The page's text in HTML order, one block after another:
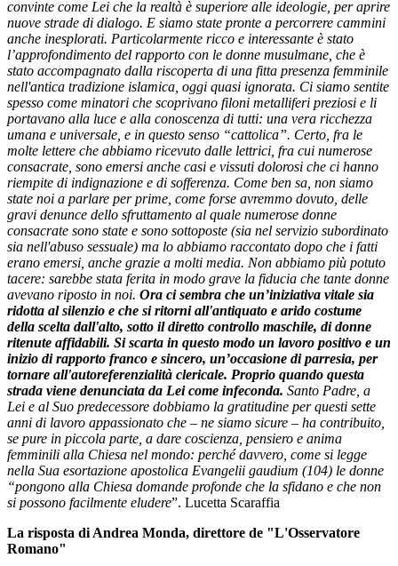
convinte come Lei che la realtà è superiore alle ideologie, per aprire
nuove strade di dialogo. E siamo state pronte a percorrere cammini
anche inesplorati. Particolarmente ricco e interessante è stato
l’approfondimento del rapporto con le donne musulmane, che è
stato accompagnato dalla riscoperta di una fitta presenza femminile
nell'antica tradizione islamica, oggi quasi ignorata. Ci siamo sentite
spesso come minatori che scoprivano filoni metalliferi preziosi e li
portavano alla luce e alla conoscenza di tutti: una vera ricchezza
umana e universale, e in questo senso “cattolica”. Certo, fra le
molte lettere che abbiamo ricevuto dalle lettrici, fra cui numerose
consacrate, sono emersi anche casi e vissuti dolorosi che ci hanno
riempite di indignazione e di sofferenza. Come ben sa, non siamo
state noi a parlare per prime, come forse avremmo dovuto, delle
gravi denunce dello sfruttamento al quale numerose donne
consacrate sono state e sono sottoposte (sia nel servizio subordinato
sia nell'abuso sessuale) ma lo abbiamo raccontato dopo che i fatti
erano emersi, anche grazie a molti media. Non abbiamo più potuto
tacere: sarebbe stata ferita in modo grave la fiducia che tante donne
avevano riposto in noi. Ora ci sembra che un’iniziativa vitale sia
ridotta al silenzio e che si ritorni all'antiquato e arido costume
della scelta dall'alto, sotto il diretto controllo maschile, di donne
ritenute affidabili. Si scarta in questo modo un lavoro positivo e un
inizio di rapporto franco e sincero, un’occasione di parresia, per
tornare all'autoreferenzialità clericale. Proprio quando questa
strada viene denunciata da Lei come infeconda. Santo Padre, a
Lei e al Suo predecessore dobbiamo la gratitudine per questi sette
anni di lavoro appassionato che – ne siamo sicure – ha contribuito,
se pure in piccola parte, a dare coscienza, pensiero e anima
femminili alla Chiesa nel mondo: perché davvero, come si legge
nella Sua esortazione apostolica Evangelii gaudium (104) le donne
“pongono alla Chiesa domande profonde che la sfidano e che non
si possono facilmente eludere”. Lucetta Scaraffia
La risposta di Andrea Monda, direttore de "L'Osservatore
Romano"